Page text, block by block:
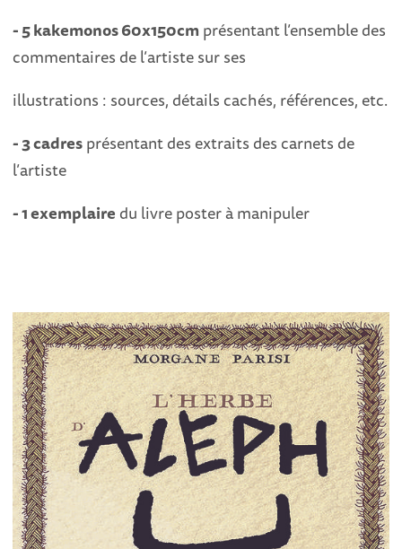
- 5 kakemonos 60x150cmprésentant l’ensemble des
commentaires de l’artiste sur ses
illustrations : sources, détails cachés, références, etc.
- 3 cadresprésentant des extraits des carnets de
l’artiste
- 1 exemplaire du livre poster à manipuler